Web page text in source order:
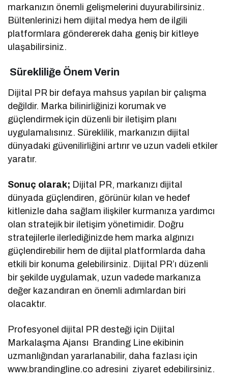
markanızın önemli gelişmelerini duyurabilirsiniz.
Bültenlerinizi hem dijital medya hem de ilgili
platformlara göndererek daha geniş bir kitleye
ulaşabilirsiniz.
Sürekliliğe Önem Verin
Dijital PR bir defaya mahsus yapılan bir çalışma
değildir. Marka bilinirliğinizi korumak ve
güçlendirmek için düzenli bir iletişim planı
uygulamalısınız. Süreklilik, markanızın dijital
dünyadaki güvenilirliğini artırır ve uzun vadeli etkiler
yaratır.
Sonuç olarak; Dijital PR, markanızı dijital
dünyada güçlendiren, görünür kılan ve hedef
kitlenizle daha sağlam ilişkiler kurmanıza yardımcı
olan stratejik bir iletişim yönetimidir. Doğru
stratejilerle ilerlediğinizde hem marka algınızı
güçlendirebilir hem de dijital platformlarda daha
etkili bir konuma gelebilirsiniz. Dijital PR’ı düzenli
bir şekilde uygulamak, uzun vadede markanıza
değer kazandıran en önemli adımlardan biri
olacaktır.
Profesyonel dijital PR desteği için Dijital
Markalaşma Ajansı Branding Line ekibinin
uzmanlığından yararlanabilir, daha fazlası için
www.brandingline.co adresini ziyaret edebilirsiniz.